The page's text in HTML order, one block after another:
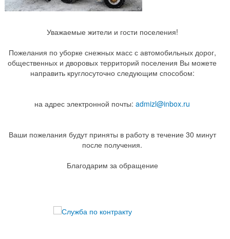
Уважаемые жители и гости поселения!
Пожелания по уборке снежных масс с автомобильных дорог,
общественных и дворовых территорий поселения Вы можете
направить круглосуточно следующим способом:
на адрес электронной почты: admizl@inbox.ru
Ваши пожелания будут приняты в работу в течение 30 минут
после получения.
Благодарим за обращение